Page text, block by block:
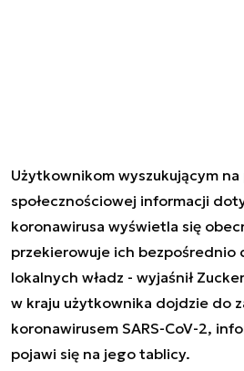
Użytkownikom wyszukującym
społecznościowej informacji
koronawirusa wyświetla się
przekierowuje ich bezpośrednio
lokalnych władz - wyjaśnił
w kraju użytkownika dojdzie do
koronawirusem SARS-CoV-2,
pojawi się na jego tablicy.